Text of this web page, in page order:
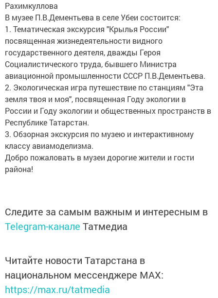
Рахимкуллова
В музее П.В.Дементьева в селе Убеи состоится:
1. Тематическая экскурсия "Крылья России"
посвященная жизнедеятельности видного
государственного деятеля, дважды Героя
Социалистического труда, бывшего Министра
авиационной промышленности СССР П.В.Дементьева.
2. Экологическая игра путешествие по станциям "Эта
земля твоя и моя", посвященная Году экологии в
России и Году экологии и общественных пространств в
Республике Татарстан.
3. Обзорная экскурсия по музею и интерактивному
классу авиамоделизма.
Добро пожаловать в музеи дорогие жители и гости
района!
Следите за самым важным и интересным в
Telegram-канале Татмедиа
Читайте новости Татарстана в
национальном мессенджере MАХ:
https://max.ru/tatmedia